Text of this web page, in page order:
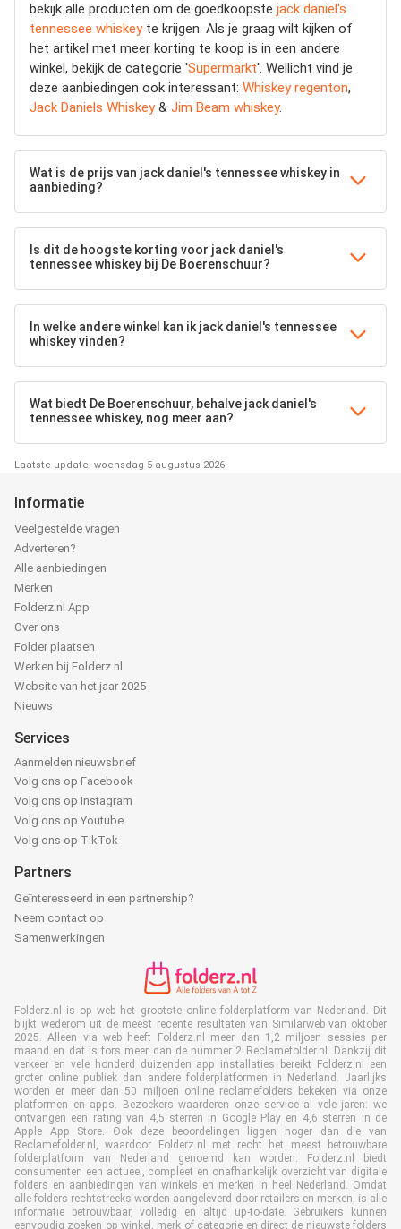
bekijk alle producten om de goedkoopste jack daniel's
tennessee whiskeyte krijgen. Als je graag wilt kijken of
het artikel met meer korting te koop is in een andere
winkel, bekijk de categorie 'Supermarkt'. Wellicht vind je
deze aanbiedingen ook interessant: Whiskey regenton,
Jack Daniels Whiskey& Jim Beam whiskey.
Wat is de prijs van jack daniel's tennessee whiskey in
aanbieding?
Is dit de hoogste korting voor jack daniel's
tennessee whiskey bij De Boerenschuur?
In welke andere winkel kan ik jack daniel's tennessee
whiskey vinden?
Wat biedt De Boerenschuur, behalve jack daniel's
tennessee whiskey, nog meer aan?
Laatste update: woensdag 5 augustus 2026
Informatie
Veelgestelde vragen
Adverteren?
Alle aanbiedingen
Merken
Folderz.nl App
Over ons
Folder plaatsen
Werken bij Folderz.nl
Website van het jaar 2025
Nieuws
Services
Aanmelden nieuwsbrief
Volg ons op Facebook
Volg ons op Instagram
Volg ons op Youtube
Volg ons op TikTok
Partners
Geïnteresseerd in een partnership?
Neem contact op
Samenwerkingen
Folderz.nl is op web het grootste online folderplatform van Nederland. Dit
blijkt wederom uit de meest recente resultaten van Similarweb van oktober
2025. Alleen via web heeft Folderz.nl meer dan 1,2 miljoen sessies per
maand en dat is fors meer dan de nummer 2 Reclamefolder.nl. Dankzij dit
verkeer en vele honderd duizenden app installaties bereikt Folderz.nl een
groter online publiek dan andere folderplatformen in Nederland. Jaarlijks
worden er meer dan 50 miljoen online reclamefolders bekeken via onze
platformen en apps. Bezoekers waarderen onze service al vele jaren: we
ontvangen een rating van 4,5 sterren in Google Play en 4,6 sterren in de
Apple App Store. Ook deze beoordelingen liggen hoger dan die van
Reclamefolder.nl, waardoor Folderz.nl met recht het meest betrouwbare
folderplatform van Nederland genoemd kan worden. Folderz.nl biedt
consumenten een actueel, compleet en onafhankelijk overzicht van digitale
folders en aanbiedingen van winkels en merken in heel Nederland. Omdat
alle folders rechtstreeks worden aangeleverd door retailers en merken, is alle
informatie betrouwbaar, volledig en altijd up-to-date. Gebruikers kunnen
eenvoudig zoeken op winkel, merk of categorie en direct de nieuwste folders